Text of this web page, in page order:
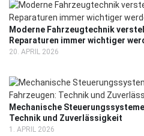
Moderne Fahrzeugtechnik
Reparaturen immer wichtiger
20. APRIL 2026
Mechanische
Technik und Zuverlässigkeit
1. APRIL 2026